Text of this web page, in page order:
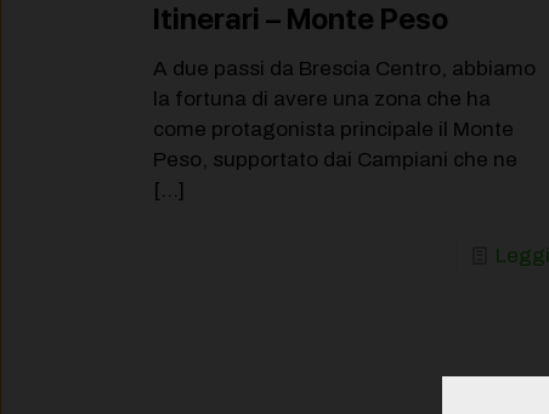
Itinerari – Monte Peso
A due passi da Brescia Centro, abbiamo
la fortuna di avere una zona che ha
come protagonista principale il Monte
Peso, supportato dai Campiani che ne
[…]
Leggi